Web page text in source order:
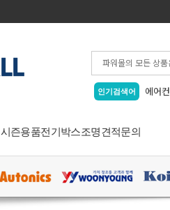
인기검색어 에어컨
시즌용품전기박스조명견적문의